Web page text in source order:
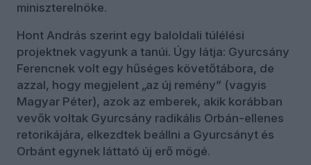
miniszterelnöke.
Hont András szerint egy baloldali túlélési
projektnek vagyunk a tanúi. Úgy látja: Gyurcsány
Ferencnek volt egy hűséges követőtábora, de
azzal, hogy megjelent „az új remény” (vagyis
Magyar Péter), azok az emberek, akik korábban
vevők voltak Gyurcsány radikális Orbán-ellenes
retorikájára, elkezdtek beállni a Gyurcsányt és
Orbánt egynek láttató új erő mögé.